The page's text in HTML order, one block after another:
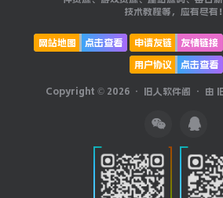
技术教程等，应有尽有！
网站地图 点击查看 申请友链 友情链接
用户协议
点击查看
Copyright © 2026 · 旧人软件阁 · 由